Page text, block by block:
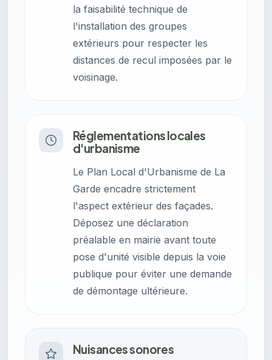
la faisabilité technique de
l'installation des groupes
extérieurs pour respecter les
distances de recul imposées par le
voisinage.
Réglementations locales
d'urbanisme
Le Plan Local d'Urbanisme de La
Garde encadre strictement
l'aspect extérieur des façades.
Déposez une déclaration
préalable en mairie avant toute
pose d'unité visible depuis la voie
publique pour éviter une demande
de démontage ultérieure.
Nuisances sonores